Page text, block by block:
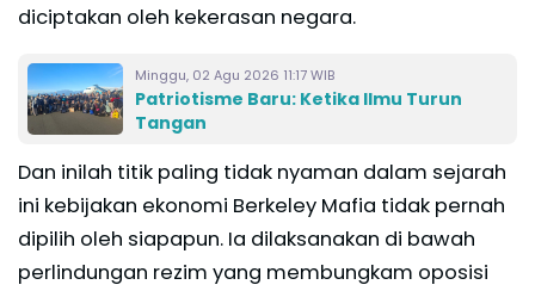
diciptakan oleh kekerasan negara.
Minggu, 02 Agu 2026 11:17 WIB
Patriotisme Baru: Ketika Ilmu Turun
Tangan
Dan inilah titik paling tidak nyaman dalam sejarah
ini kebijakan ekonomi Berkeley Mafia tidak pernah
dipilih oleh siapapun. Ia dilaksanakan di bawah
perlindungan rezim yang membungkam oposisi